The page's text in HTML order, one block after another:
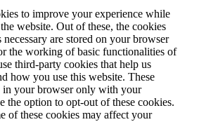
to improve your experience while
website. Out of these, the cookies
necessary are stored on your browser
the working of basic functionalities of
third-party cookies that help us
how you use this website. These
in your browser only with your
the option to opt-out of these cookies.
of these cookies may affect your